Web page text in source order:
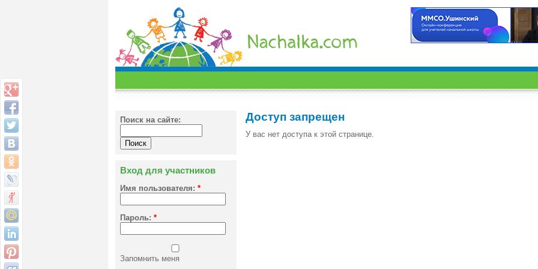
Поиск на сайте:
Вход для участников
Имя пользователя: *
Пароль: *
Запомнить меня
Доступ запрещен
У вас нет доступа к этой странице.